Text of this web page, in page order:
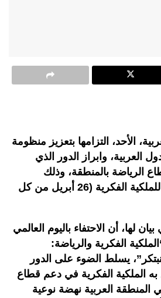
الأحد، التزامها بتعزيز منظومة
العربية، وابراز الدور الذي
الرياضة بالمنطقة، وذلك
بمناسبة اليوم العالمي للملكية الفكرية (26 أبريل من كل
لها، أن الاحتفاء باليوم العالمي
الفكرية والرياضة:
يسلط الضوء على الدور
الملكية الفكرية في دعم قطاع
المنطقة العربية نهضة نوعية